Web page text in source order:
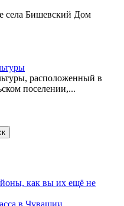
села Бишевский Дом
расположенный в
поселении,...
как вы их ещё не
в Чувашии